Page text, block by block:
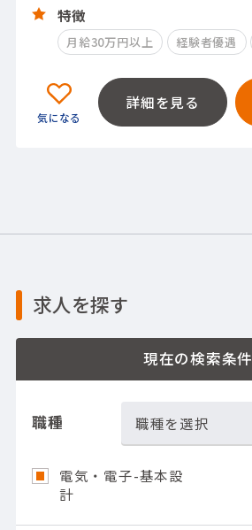
特徴
月給30万円以上 経験者優遇
詳細を見る
求人を探す
現在の検索条件
職種 職種を選択
電気・電子-基本設
計